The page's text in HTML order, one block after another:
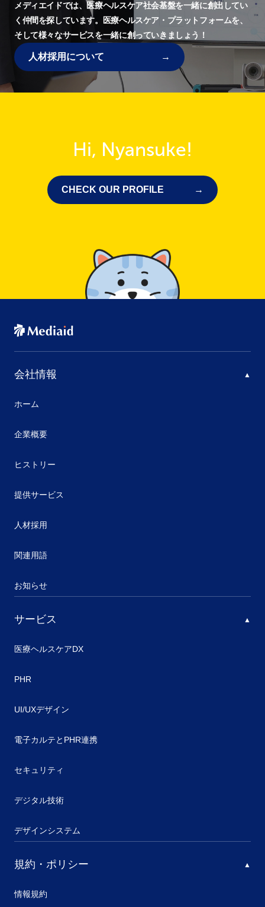
メディエイドでは、医療ヘルスケア社会基盤を一緒に創出してい
く仲間を探しています。
医療ヘルスケア・プラットフォームを、
そして様々なサービスを一緒に創っていきましょう！
人材採用について
Hi, Nyansuke!
CHECK OUR PROFILE
会社情報
ホーム
企業概要
ヒストリー
提供サービス
人材採用
関連用語
お知らせ
サービス
医療ヘルスケアDX
PHR
UI/UXデザイン
電子カルテとPHR連携
セキュリティ
デジタル技術
デザインシステム
規約・ポリシー
情報規約